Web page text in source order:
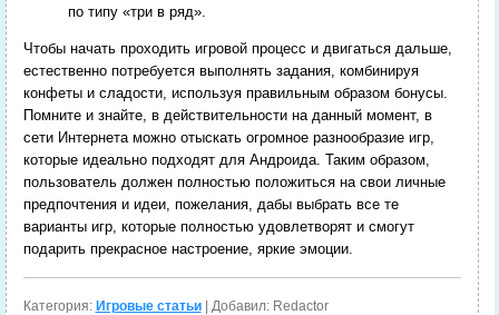
по типу «три в ряд».
Чтобы начать проходить игровой процесс и двигаться дальше,
естественно потребуется выполнять задания, комбинируя
конфеты и сладости, используя правильным образом бонусы.
Помните и знайте, в действительности на данный момент, в
сети Интернета можно отыскать огромное разнообразие игр,
которые идеально подходят для Андроида. Таким образом,
пользователь должен полностью положиться на свои личные
предпочтения и идеи, пожелания, дабы выбрать все те
варианты игр, которые полностью удовлетворят и смогут
подарить прекрасное настроение, яркие эмоции.
Категория: Игровые статьи| Добавил: Redactor